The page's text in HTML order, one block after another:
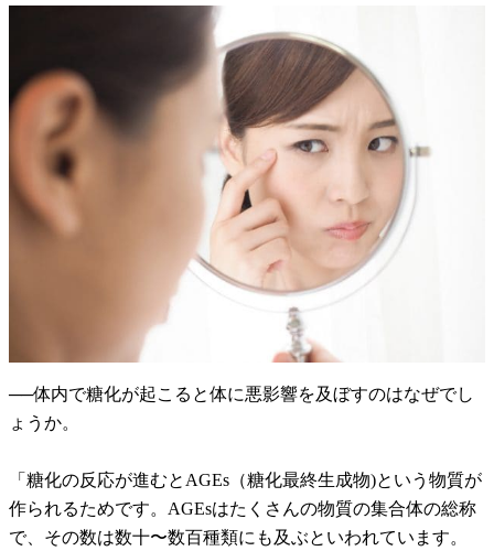
──体内で糖化が起こると体に悪影響を及ぼすのはなぜでし
ょうか。
「糖化の反応が進むとAGEs（糖化最終生成物)という物質が
作られるためです。AGEsはたくさんの物質の集合体の総称
で、その数は数十〜数百種類にも及ぶといわれています。